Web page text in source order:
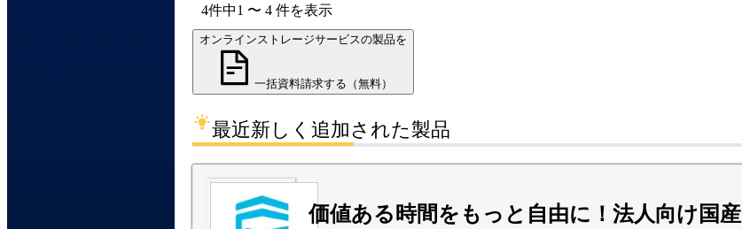
4件中1 〜 4 件を表示
オンラインストレージサービスの製品を
一括資料請求する（無料）
最近新しく追加された 製品
価値ある時間をもっと自由に！法人向け国産